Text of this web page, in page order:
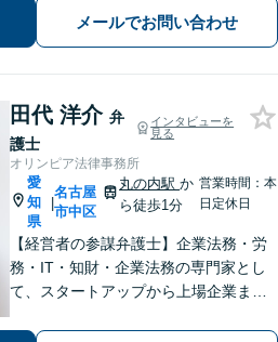
方ともに納得する解決を目指します
【離婚問題】他士業と連携し多角的な
メールでお問い合わせ
田代 洋介 弁
護士
インタビューを
見る
オリンピア法律事務所
愛
知
県
|
名古屋
市中区
丸の内駅か
ら徒歩1分
営業時間：本
日定休日
【経営者の参謀弁護士】企業法務・労
務・IT・知財・企業法務の専門家とし
て、スタートアップから上場企業まで